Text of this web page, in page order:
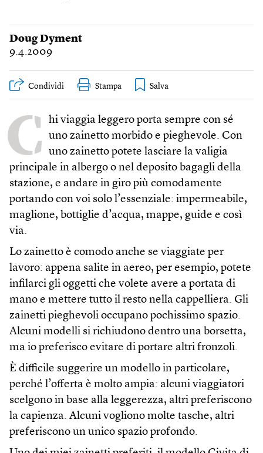
Doug Dyment
9.4.2009
Condividi Stampa
C
hi viaggia leggero porta sempre con sé
uno zainetto morbido e pieghevole. Con
uno zainetto potete lasciare la valigia
principale in albergo o nel deposito bagagli della
stazione, e andare in giro più comodamente
portando con voi solo l’essenziale: impermeabile,
maglione, bottiglie d’acqua, mappe, guide e così
via.
Lo zainetto è comodo anche se viaggiate per
lavoro: appena salite in aereo, per esempio, potete
infilarci gli oggetti che volete avere a portata di
mano e mettere tutto il resto nella cappelliera. Gli
zainetti pieghevoli occupano pochissimo spazio.
Alcuni modelli si richiudono dentro una borsetta,
ma io preferisco evitare di portare altri fronzoli.
È difficile suggerire un modello in particolare,
perché l’offerta è molto ampia: alcuni viaggiatori
scelgono in base alla leggerezza, altri preferiscono
la capienza. Alcuni vogliono molte tasche, altri
preferiscono un unico spazio profondo.